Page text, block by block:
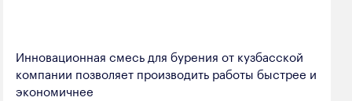
Инновационная смесь для бурения от кузбасской
компании позволяет производить работы быстрее и
экономичнее